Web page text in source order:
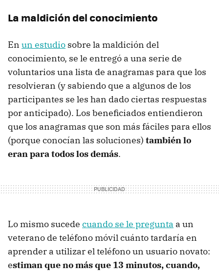
La maldición del conocimiento
En un estudio sobre la maldición del
conocimiento, se le entregó a una serie de
voluntarios una lista de anagramas para que los
resolvieran (y sabiendo que a algunos de los
participantes se les han dado ciertas respuestas
por anticipado). Los beneficiados entiendieron
que los anagramas que son más fáciles para ellos
(porque conocían las soluciones) también lo
eran para todos los demás.
Lo mismo sucede cuando se le pregunta a un
veterano de teléfono móvil cuánto tardaría en
aprender a utilizar el teléfono un usuario novato:
estiman que no más que 13 minutos, cuando,